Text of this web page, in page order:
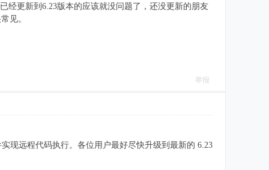
经更新到6.23版本的应该就没问题了，还没更新的朋友
见。
举报
现远程代码执行。各位用户最好尽快升级到最新的 6.23